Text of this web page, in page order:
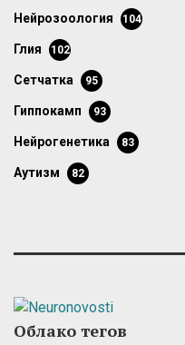
нейрозоология 104
глия 102
сетчатка 95
гиппокамп 93
нейрогенетика 83
аутизм 82
Облако тегов